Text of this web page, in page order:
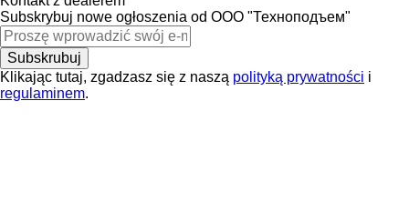
Subskrybuj nowe ogłoszenia od ООО "Техноподъем"
Subskrubuj
Klikając tutaj, zgadzasz się z naszą polityką prywatności i
regulaminem.